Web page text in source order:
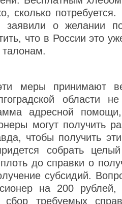
сколько
заявили о желании
что в России это
талонам.
меры принимают
области
адресной
могут получить
чтобы получить
собрать
до справки о
субсидий.
на 200
требуемых